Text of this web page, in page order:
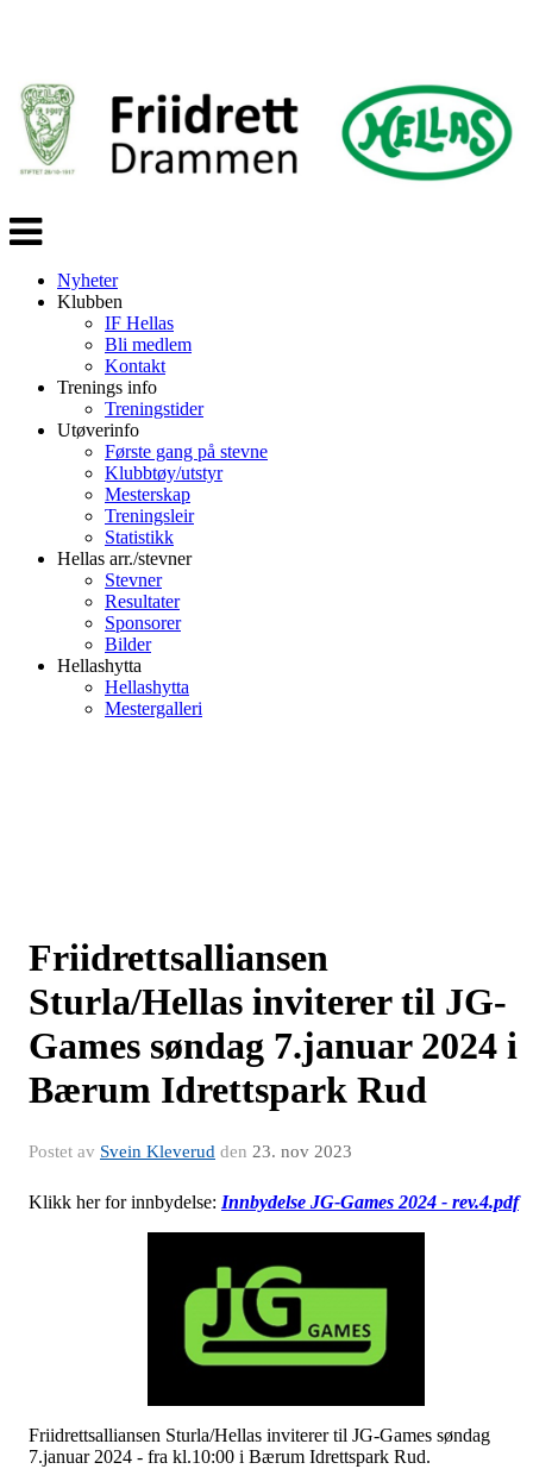
Veksle
navigasjon
Nyheter
Klubben
IF Hellas
Bli medlem
Kontakt
Trenings info
Treningstider
Utøverinfo
Første gang på stevne
Klubbtøy/utstyr
Mesterskap
Treningsleir
Statistikk
Hellas arr./stevner
Stevner
Resultater
Sponsorer
Bilder
Hellashytta
Hellashytta
Mestergalleri
Friidrettsalliansen
Sturla/Hellas inviterer til JG-
Games søndag 7.januar 2024 i
Bærum Idrettspark Rud
Postet av Svein Kleverud den 23. nov 2023
Klikk her for innbydelse: Innbydelse JG-Games 2024 - rev.4.pdf
Friidrettsalliansen Sturla/Hellas inviterer til JG-Games søndag
7.januar 2024 - fra kl.10:00 i Bærum Idrettspark Rud.